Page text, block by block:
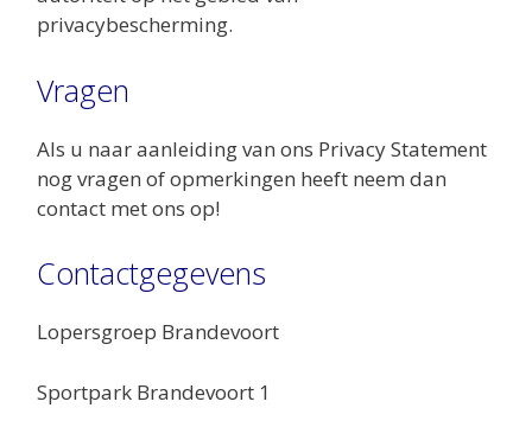
privacybescherming.
Vragen
Als u naar aanleiding van ons Privacy Statement
nog vragen of opmerkingen heeft neem dan
contact met ons op!
Contactgegevens
Lopersgroep Brandevoort
Sportpark Brandevoort 1